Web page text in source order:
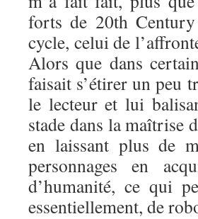
forts de 20th
cycle, celui de
Alors que dans
faisait s’étirer un peu
le lecteur et lui
stade dans la maîtrise
en laissant plus de
personnages en
d’humanité, ce qui
essentiellement, de